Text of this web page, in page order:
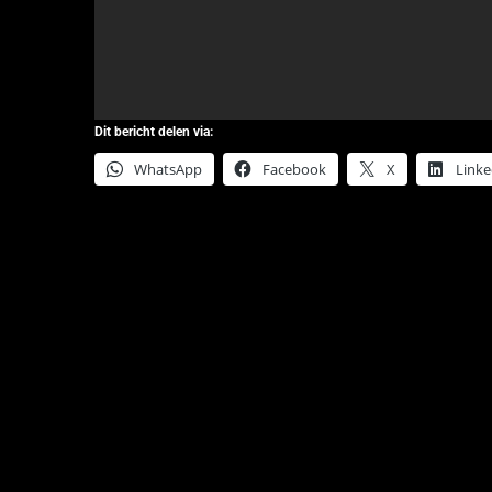
Dit bericht delen via:
WhatsApp Facebook X